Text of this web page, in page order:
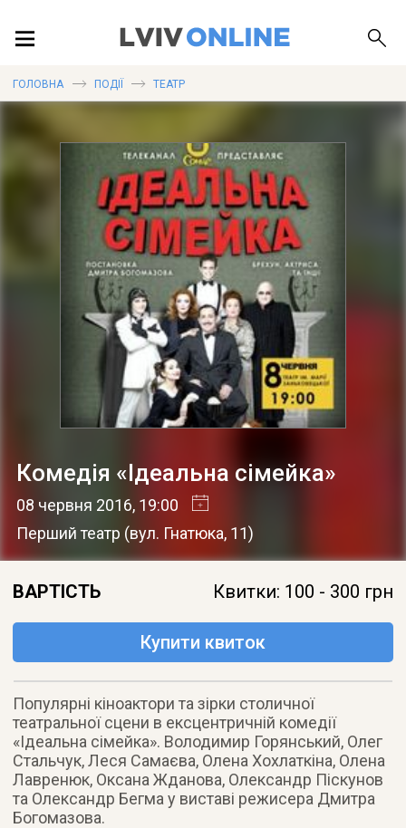
ПУБЛІКАЦІЇ
ДОВІДКА
ГОЛОВНА ПОДІЇ ТЕАТР
Комедія «Ідеальна сімейка»
08 червня 2016, 19:00
Перший театр (вул. Гнатюка, 11)
ВАРТІСТЬ Квитки: 100 - 300 грн
Купити квиток
Популярні кіноактори та зірки столичної
театральної сцени в ексцентричній комедії
«Ідеальна сімейка». Володимир Горянський, Олег
Стальчук, Леся Самаєва, Олена Хохлаткіна, Олена
Лавренюк, Оксана Жданова, Олександр Піскунов
та Олександр Бегма у виставі режисера Дмитра
Богомазова.